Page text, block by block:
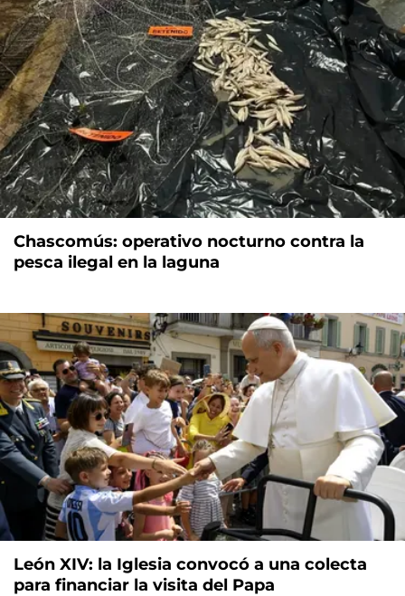
Chascomús: operativo nocturno contra la
pesca ilegal en la laguna
León XIV: la Iglesia convocó a una colecta
para financiar la visita del Papa